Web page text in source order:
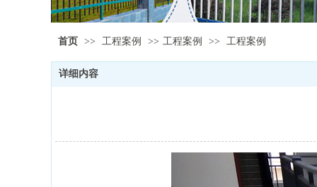
首页 >> 工程案例 >> 工程案例 >> 工程案例
详细内容